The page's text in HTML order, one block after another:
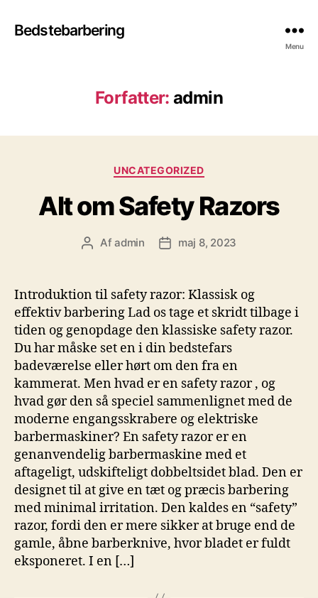
Bedstebarbering
Menu
Forfatter: admin
Kategorier
UNCATEGORIZED
Alt om Safety Razors
Indlægsforfatter
Afadmin Indlægsdato
maj 8, 2023
Introduktion til safety razor: Klassisk og
effektiv barbering Lad os tage et skridt tilbage i
tiden og genopdage den klassiske safety razor.
Du har måske set en i din bedstefars
badeværelse eller hørt om den fra en
kammerat. Men hvad er en safety razor , og
hvad gør den så speciel sammenlignet med de
moderne engangsskrabere og elektriske
barbermaskiner? En safety razor er en
genanvendelig barbermaskine med et
aftageligt, udskifteligt dobbeltsidet blad. Den er
designet til at give en tæt og præcis barbering
med minimal irritation. Den kaldes en “safety”
razor, fordi den er mere sikker at bruge end de
gamle, åbne barberknive, hvor bladet er fuldt
eksponeret. I en […]